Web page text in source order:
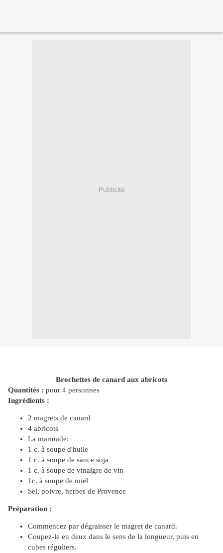
Publicité
Brochettes de canard aux abricots
Quantités : pour 4 personnes
Ingrédients :
2 magrets de canard
4 abricots
La marinade:
1 c. à soupe d'huile
1 c. à soupe de sauce soja
1 c. à soupe de vinaigre de vin
1c. à soupe de miel
Sel, poivre, herbes de Provence
Préparation :
Commencez par dégraisser le magret de canard.
Coupez-le en deux dans le sens de la longueur, puis en
cubes réguliers.